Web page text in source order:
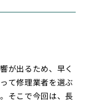
が出るため、早く
て修理業者を選ぶ
そこで今回は、長